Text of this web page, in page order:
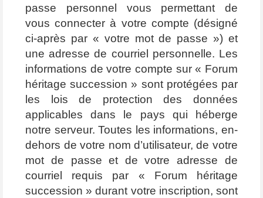
passe personnel vous permettant de
vous connecter à votre compte (désigné
ci-après par « votre mot de passe ») et
une adresse de courriel personnelle. Les
informations de votre compte sur « Forum
héritage succession » sont protégées par
les lois de protection des données
applicables dans le pays qui héberge
notre serveur. Toutes les informations, en-
dehors de votre nom d’utilisateur, de votre
mot de passe et de votre adresse de
courriel requis par « Forum héritage
succession » durant votre inscription, sont